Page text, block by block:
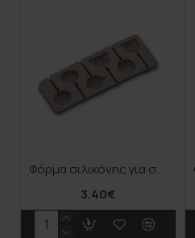
Φόρμα σιλικόνης για σοκολατάκια και γλειφιτζούρια "Misty" 20cm
3.40€